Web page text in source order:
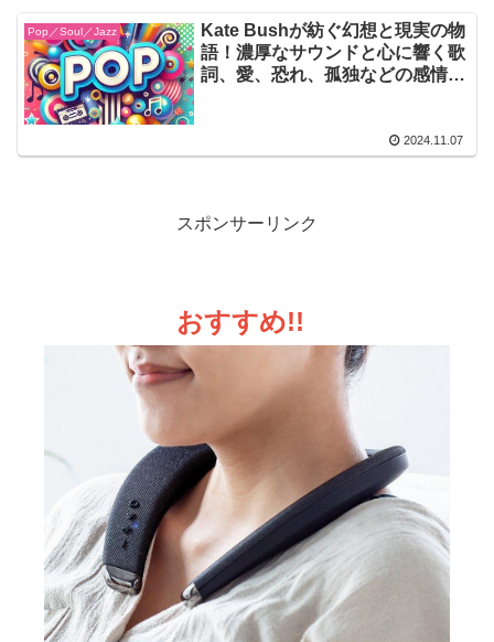
Pop／Soul／Jazz
Kate Bushが紡ぐ幻想と現実の物
語！濃厚なサウンドと心に響く歌
詞、愛、恐れ、孤独などの感情を
2024.11.07
スポンサーリンク
おすすめ!!